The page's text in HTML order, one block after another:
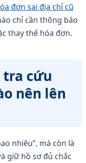
đơn sai địa chỉ cũ
chỉ cần thông báo
thay thế hóa đơn.
tra cứu
nên lên
nhiêu”, mà còn là
giữ hồ sơ đủ chắc